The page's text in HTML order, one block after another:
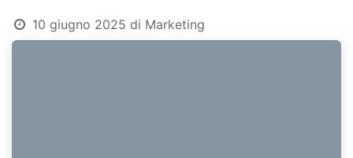
10 giugno 2025 di Marketing